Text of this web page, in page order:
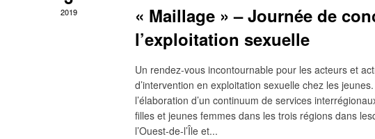
2019
« Maillage » – Journée de
l’exploitation sexuelle
Un rendez-vous incontournable pour les acteurs et
d’intervention en exploitation sexuelle chez les
l’élaboration d’un continuum de services
filles et jeunes femmes dans les trois régions dans
l’Ouest-de-l’Île et...